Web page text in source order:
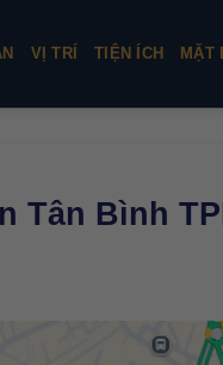
VỊ TRÍ TIỆN ÍCH MẶT
Tân Bình